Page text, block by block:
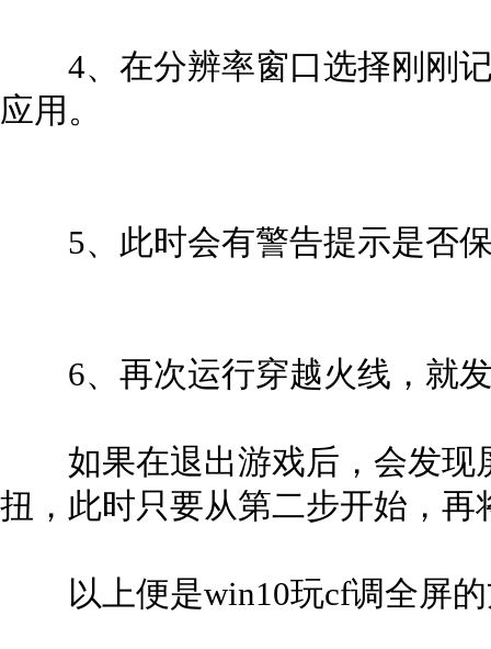
4、在分辨率窗口选择刚刚记
应用。
5、此时会有警告提示是否保
6、再次运行穿越火线，就发
如果在退出游戏后，会发现
扭，此时只要从第二步开始，
以上便是win10玩cf调全屏的